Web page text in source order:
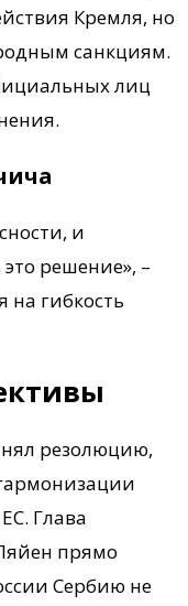
Кремля, но
санкциям.
лиц
и
решение», –
на гибкость
резолюцию,
Глава
прямо
Сербию не